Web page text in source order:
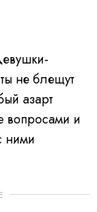
не блещут
азарт
вопросами и
ними